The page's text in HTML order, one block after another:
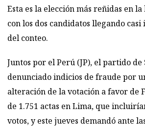
Esta es la elección más reñidas en
con los dos candidatos llegando
del conteo.
Juntos por el Perú (JP), el partido de
denunciado indicios de fraude por
alteración de la votación a favor de
de 1.751 actas en Lima, que
votos, y este jueves demandó ante